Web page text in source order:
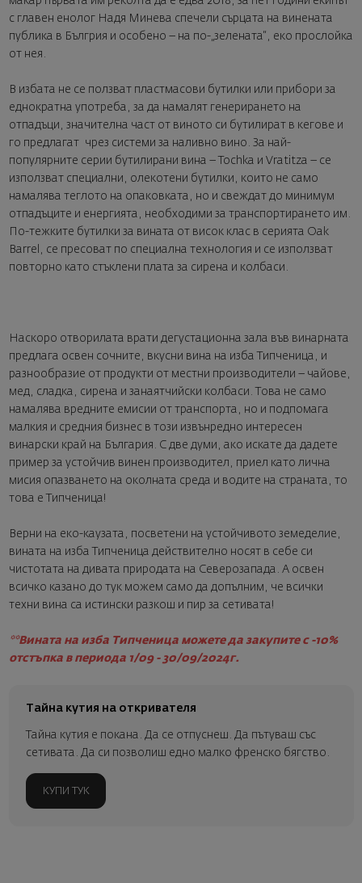
с главен енолог Надя Минева спечели сърцата на винената
публика в Бългрия и особено – на по-„зелената“, еко прослойка
от нея.
В избата не се ползват пластмасови бутилки или прибори за
еднократна употреба, за да намалят генерирането на
отпадъци, значителна част от виното си бутилират в кегове и
го предлагат чрез системи за наливно вино. За най-
популярните серии бутилирани вина – Tochka и Vratitza – се
използват специални, олекотени бутилки, които не само
намалява теглото на опаковката, но и свеждат до минимум
отпадъците и енергията, необходими за транспортирането им.
По-тежките бутилки за вината от висок клас в серията Oak
Barrel, се пресоват по специална технология и се използват
повторно като стъклени плата за сирена и колбаси.
Наскоро отворилата врати дегустационна зала във винарната
предлага освен сочните, вкусни вина на изба Типченица, и
разнообразие от продукти от местни производители – чайове,
мед, сладка, сирена и занаятчийски колбаси. Това не само
намалява вредните емисии от транспорта, но и подпомага
малкия и средния бизнес в този извънредно интересен
винарски край на България. С две думи, ако искате да дадете
пример за устойчив винен производител, приел като лична
мисия опазването на околната среда и водите на страната, то
това е Типченица!
Верни на еко-каузата, посветени на устойчивото земеделие,
вината на изба Типченица действително носят в себе си
чистотата на дивата природата на Северозапада. А освен
всичко казано до тук можем само да допълним, че всички
техни вина са истински разкош и пир за сетивата!
**Вината на изба Типченица можете да закупите с -10%
отстъпка в периода 1/09 - 30/09/2024г.
Тайна кутия на откривателя
Тайна кутия е покана. Да се отпуснеш. Да пътуваш със
сетивата. Да си позволиш едно малко френско бягство.
КУПИ ТУК